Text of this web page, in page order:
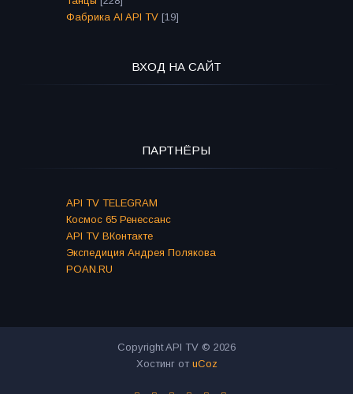
Фабрика AI API TV [19]
ВХОД НА САЙТ
ПАРТНЁРЫ
API TV TELEGRAM
Космос 65 Ренессанс
API TV ВКонтакте
Экспедиция Андрея Полякова
POAN.RU
Copyright API TV © 2026
Хостинг от uCoz